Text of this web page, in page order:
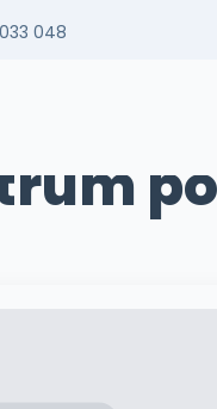
048